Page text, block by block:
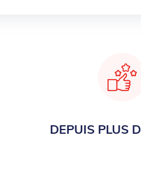
DEPUIS PLUS